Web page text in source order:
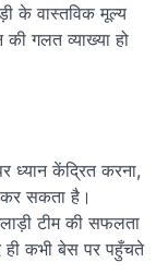
के वास्तविक मूल्य
गलत व्याख्या हो
केंद्रित करना,
कर सकता है।
टीम की सफलता
ही कभी बेस पर पहुँचते